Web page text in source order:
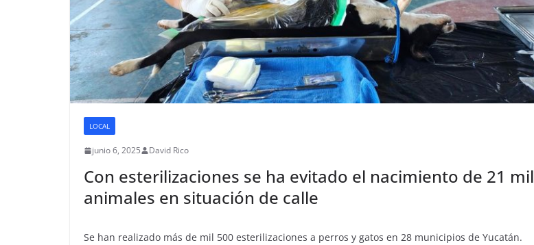
LOCAL
junio 6, 2025 David Rico
Con esterilizaciones se ha evitado el nacimiento de 21 mil
animales en situación de calle
Se han realizado más de mil 500 esterilizaciones a perros y gatos en 28 municipios de Yucatán.